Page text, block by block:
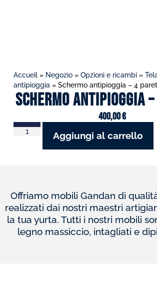
Accueil» Negozio» Opzioni e ricambi»
antipioggia » Schermo antipioggia – 4
Schermo antipioggia
400,00€
Aggiungi al carrello
Offriamo mobili Gandan di
realizzati dai nostri maestri
la tua yurta. Tutti i nostri mobili
legno massiccio, intagliati e